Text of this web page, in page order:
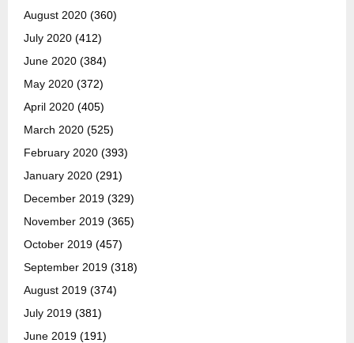
August 2020 (360)
July 2020 (412)
June 2020 (384)
May 2020 (372)
April 2020 (405)
March 2020 (525)
February 2020 (393)
January 2020 (291)
December 2019 (329)
November 2019 (365)
October 2019 (457)
September 2019 (318)
August 2019 (374)
July 2019 (381)
June 2019 (191)